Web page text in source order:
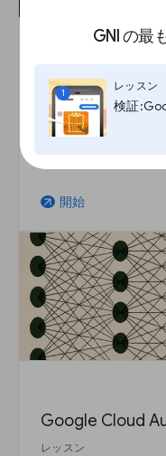
GNI の最
1
レッスン
検証
定期購読サービ
レッスン
望ましい読者と良
arrow_outward 開始
Google Cloud
レッスン